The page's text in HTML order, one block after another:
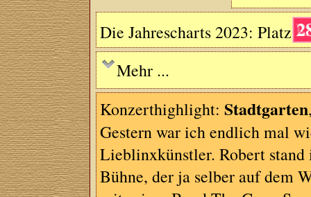
Die Jahrescharts 2023: Platz
Mehr ...
Konzerthighlight:Stadtgarten
Gestern war ich endlich mal
Lieblinxkünstler. Robert
Bühne, der ja selber auf dem